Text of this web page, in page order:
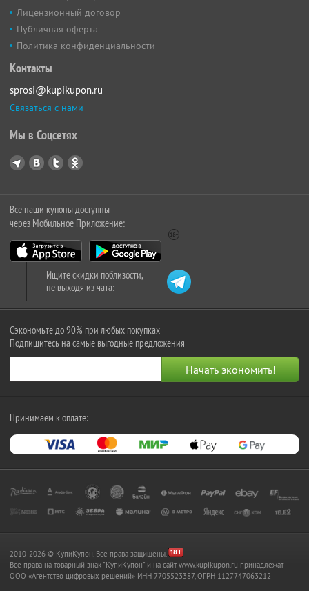
Лицензионный договор
Публичная оферта
Политика конфиденциальности
Контакты
sprosi@kupikupon.ru
Связаться с нами
Мы в Соцсетях
Все наши купоны доступны
через Мобильное Приложение:
Ищите скидки поблизости,
не выходя из чата:
Сэкономьте до 90% при любых покупках
Подпишитесь на самые выгодные предложения
Принимаем к оплате:
2010-2026 © КупиКупон. Все права защищены.
Все права на товарный знак "КупиКупон" и на сайт www.kupikupon.ru принадлежат
OOO «Агентство цифровых решений» ИНН 7705523387, ОГРН 1127747063212